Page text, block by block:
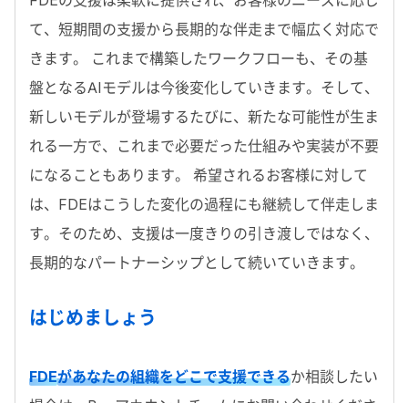
て、短期間の支援から長期的な伴走まで幅広く対応で
きます。 これまで構築したワークフローも、その基
盤となるAIモデルは今後変化していきます。そして、
新しいモデルが登場するたびに、新たな可能性が生ま
れる一方で、これまで必要だった仕組みや実装が不要
になることもあります。 希望されるお客様に対して
は、 FDEはこうした変化の過程にも継続して伴走しま
す。そのため、支援は一度きりの引き渡しではなく、
長期的なパートナーシップとして続いていきます。
はじめましょう
FDEがあなたの組織をどこで支援できるか相談したい